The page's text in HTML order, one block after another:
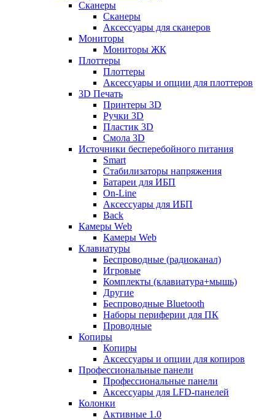
Сканеры
Сканеры
Аксессуары для сканеров
Мониторы
Мониторы ЖК
Плоттеры
Плоттеры
Аксессуары и опции для плоттеров
3D Печать
Принтеры 3D
Ручки 3D
Пластик 3D
Смола 3D
Источники бесперебойного питания
Smart
Стабилизаторы напряжения
Батареи для ИБП
On-Line
Аксессуары для ИБП
Back
Камеры Web
Камеры Web
Клавиатуры
Беспроводные (радиоканал)
Игровые
Комплекты (клавиатура+мышь)
Другие
Беспроводные Bluetooth
Наборы периферии для ПК
Проводные
Копиры
Копиры
Аксессуары и опции для копиров
Профессиональные панели
Профессиональные панели
Аксессуары для LFD-панелей
Колонки
Активные 1.0